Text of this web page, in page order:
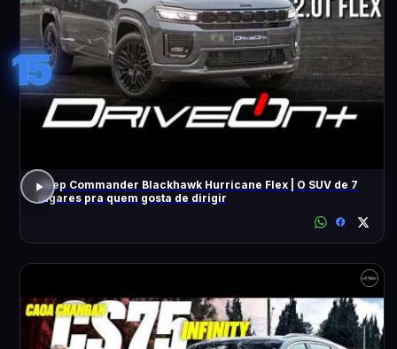
15
Jeep Commander Blackhawk Hurricane Flex | O SUV de 7
lugares pra quem gosta de dirigir